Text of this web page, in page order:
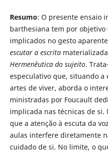
Resumo: O presente ensaio
barthesiana tem por
implicados no gesto
escutar a escrita
Hermenêutica do sujeito.
especulativo que, situando a
artes de viver, aborda o
ministradas por Foucault
implicada nas técnicas de si.
que a atenção à escuta da
aulas interfere diretamente
cuidado de si. No limite, o